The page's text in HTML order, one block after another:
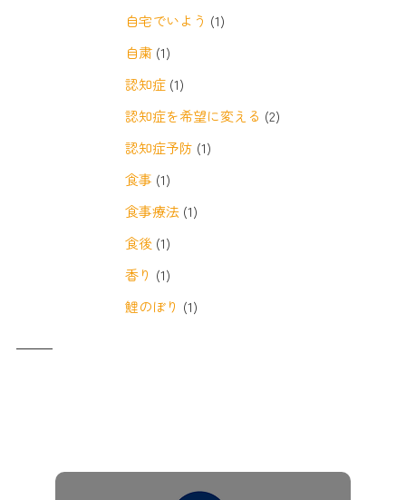
自宅でいよう (1)
自粛 (1)
認知症 (1)
認知症を希望に変える (2)
認知症予防 (1)
食事 (1)
食事療法 (1)
食後 (1)
香り (1)
鯉のぼり (1)